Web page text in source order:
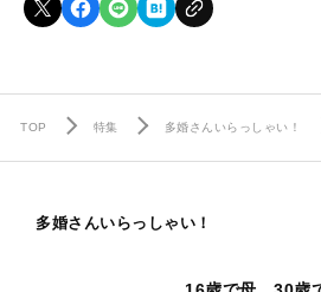
TOP 特集 多婚さんいらっしゃい！
多婚さんいらっしゃい！